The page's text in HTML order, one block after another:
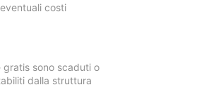
costi
sono scaduti o
dalla struttura